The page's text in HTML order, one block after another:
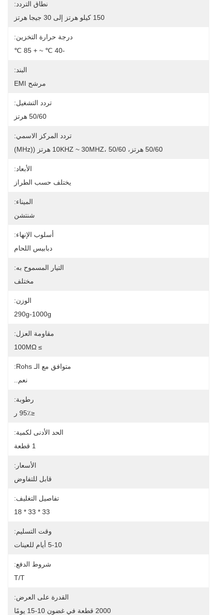
نطاق التردد:
150 كيلو هرتز إلى 30 جيجا هرتز
درجة حرارة التخزين:
-40 ℃ ~ + 85 ℃
البند:
مرشح EMI
تردد التشغيل:
50/60 هرتز
تردد المركز الاسمي:
50/60 هرتز، 10KHZ ~ 30MHZ، 50/60 هرتز ((MHz)
الأبعاد:
يختلف حسب الطراز
الميناء:
شنتشن
أسلوب الإنهاء:
دبابيس اللحام
التيار المسموح به:
مختلف
الوزن:
290g-1000g
مقاومة العزل:
≥ 100MΩ
متوافق مع الـ Rohs:
نعم..
رطوبة:
≤95٪ ر
الحد الأدنى لكمية:
1 قطعة
الأسعار:
قابل للتفاوض
تفاصيل التغليف:
33 * 33 * 18
وقت التسليم:
5-10 أيام للعينات
شروط الدفع:
T/T
القدرة على العرض:
2000 قطعة في غضون 10-15 يومًا